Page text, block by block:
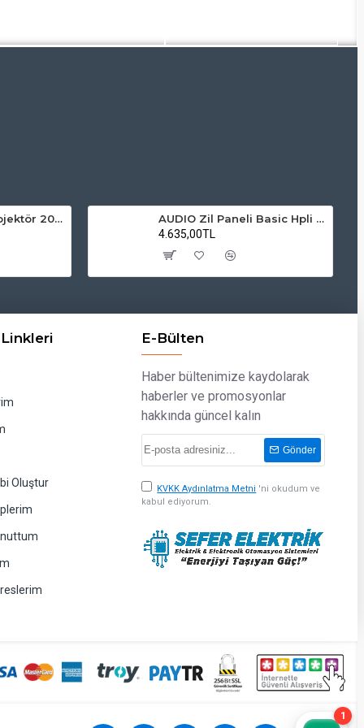
ZMR Solar LED Projektör 200W 6500K Beyaz Işık Dış Mekan Projektör
AUDIO Zil Paneli Basic Hpli Çift Buton 18'li Sesli Apartman Diafon Kapı Paneli
4.635,00TL
Oluştur
E-Bülten
Haber bültenimize kaydolarak
haberler ve promosyonlar
hakkında güncel kalın
Gönder
KVKK Aydınlatma Metni 'ni okudum ve
kabul ediyorum.
1